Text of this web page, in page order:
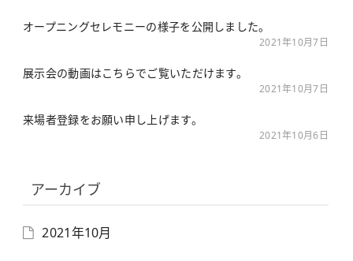
オープニングセレモニーの様子を公開しました。
2021年10月7日
展示会の動画はこちらでご覧いただけます。
2021年10月7日
来場者登録をお願い申し上げます。
2021年10月6日
アーカイブ
2021年10月